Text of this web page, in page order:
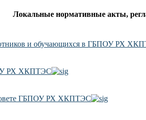
Локальные нормативные акты,
и обучающихся в ГБПОУ РХ
РХ ХКПТЭС
ГБПОУ РХ ХКПТЭС